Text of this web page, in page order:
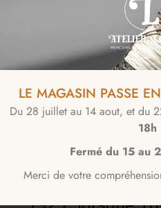
LE MAGASIN PASSE
Du 28 juillet au 14 aout, et du
18h
Fermé du 15 au
Merci de votre